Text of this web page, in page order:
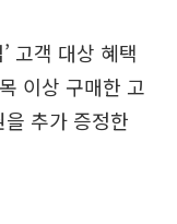
고객 대상 혜택
이상 구매한 고
추가 증정한